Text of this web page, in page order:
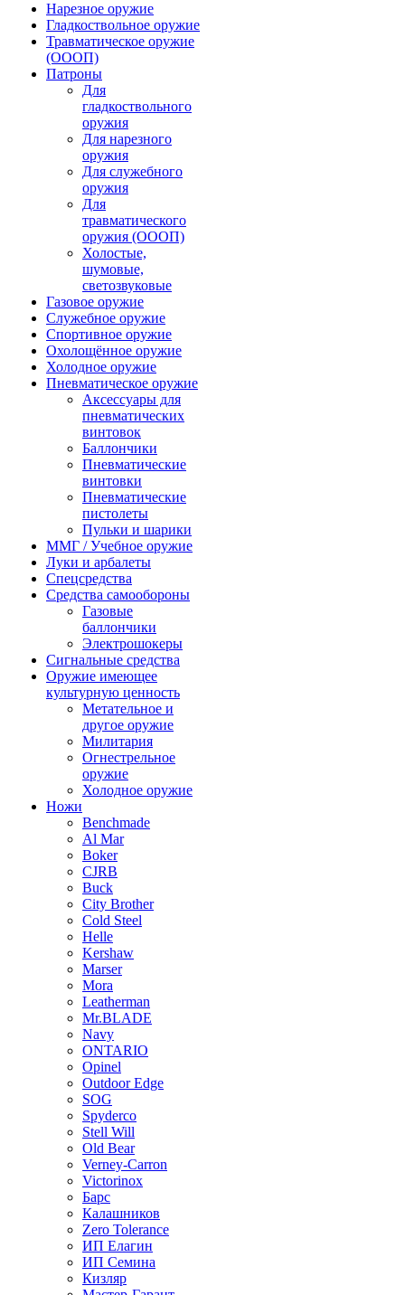
Нарезное оружие
Гладкоствольное оружие
Травматическое оружие
(ОООП)
Патроны
Для
гладкоствольного
оружия
Для нарезного
оружия
Для служебного
оружия
Для
травматического
оружия (ОООП)
Холостые,
шумовые,
светозвуковые
Газовое оружие
Служебное оружие
Спортивное оружие
Охолощённое оружие
Холодное оружие
Пневматическое оружие
Аксессуары для
пневматических
винтовок
Баллончики
Пневматические
винтовки
Пневматические
пистолеты
Пульки и шарики
ММГ / Учебное оружие
Луки и арбалеты
Спецсредства
Средства самообороны
Газовые
баллончики
Электрошокеры
Сигнальные средства
Оружие имеющее
культурную ценность
Метательное и
другое оружие
Милитария
Огнестрельное
оружие
Холодное оружие
Ножи
Benchmade
Al Mar
Boker
CJRB
Buck
City Brother
Cold Steel
Helle
Kershaw
Marser
Mora
Leatherman
Mr.BLADE
Navy
ONTARIO
Opinel
Outdoor Edge
SOG
Spyderco
Stell Will
Old Bear
Verney-Carron
Victorinox
Барс
Калашников
Zero Tolerance
ИП Елагин
ИП Семина
Кизляр